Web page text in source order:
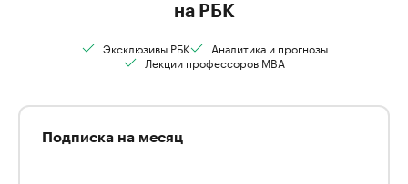
на РБК
Эксклюзивы РБК
Аналитика и прогнозы
Лекции профессоров MBA
Подписка на месяц